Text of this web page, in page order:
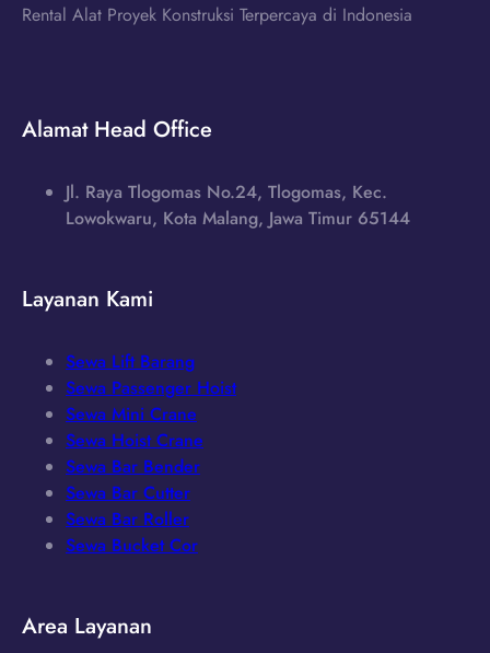
Rental Alat Proyek Konstruksi Terpercaya di Indonesia
Alamat Head Office
Jl. Raya Tlogomas No.24, Tlogomas, Kec.
Lowokwaru, Kota Malang, Jawa Timur 65144
Layanan Kami
Sewa Lift Barang
Sewa Passenger Hoist
Sewa Mini Crane
Sewa Hoist Crane
Sewa Bar Bender
Sewa Bar Cutter
Sewa Bar Roller
Sewa Bucket Cor
Area Layanan